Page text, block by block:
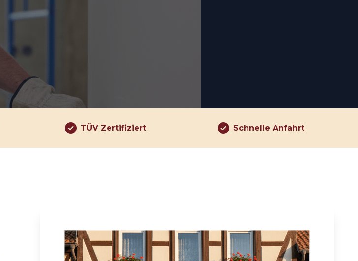
TÜV Zertifiziert Schnelle Anfahrt